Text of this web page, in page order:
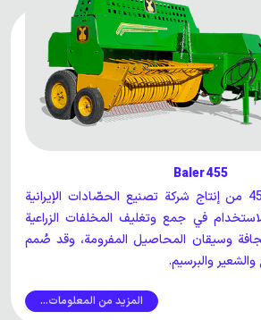
Baler 455
يُعدّ المكبّس طراز 455P من إنتاج شركة تصنيع الحصّادات الإيرانية
في جمع وتغليف المخلفات الزراعية
وسيقان المحاصيل المفرومة، وقد صُمم
والبرسيم.
المزيد من المعلومات...